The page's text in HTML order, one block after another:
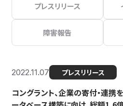
プレスリリース
障害報告
2022.11.07 プレスリリース
コングラント、企業の寄付・連携